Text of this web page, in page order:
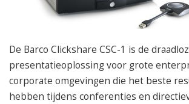
Webshop
050 – 54 91
Route
De Barco Clickshare CSC-1 is de
presentatieoplossing voor grote
corporate omgevingen die het beste
hebben tijdens conferenties en